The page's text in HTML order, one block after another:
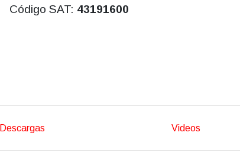
Código SAT: 43191600
Descargas Videos